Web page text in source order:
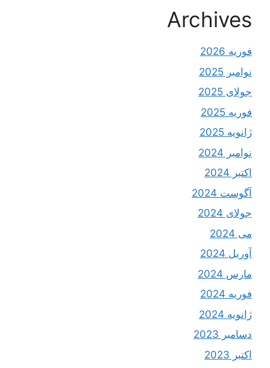
Archives
فوریه 2026
نوامبر 2025
جولای 2025
فوریه 2025
ژانویه 2025
نوامبر 2024
اکتبر 2024
آگوست 2024
جولای 2024
می 2024
آوریل 2024
مارس 2024
فوریه 2024
ژانویه 2024
دسامبر 2023
اکتبر 2023